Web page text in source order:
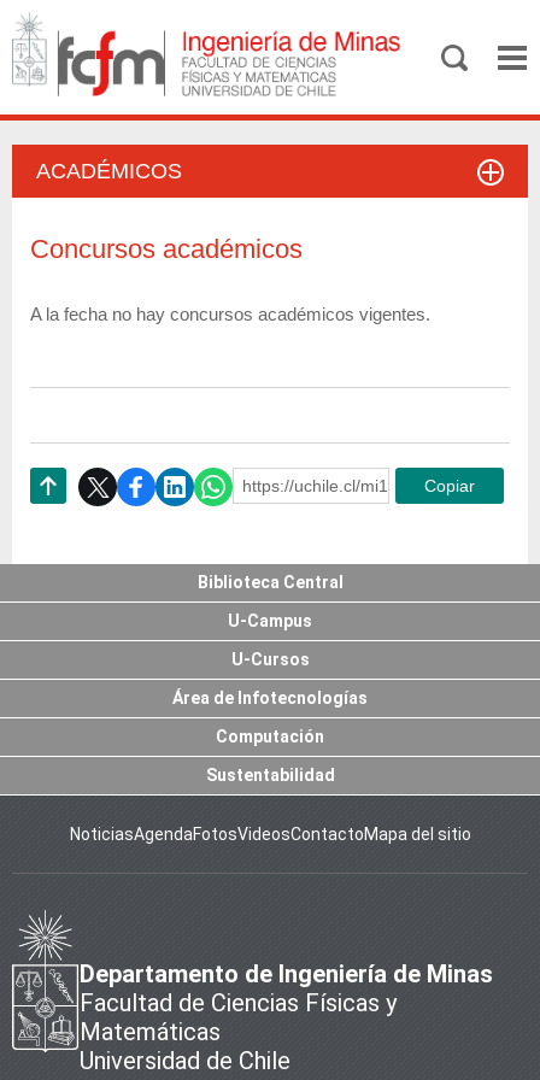
ACADÉMICOS
Concursos académicos
A la fecha no hay concursos académicos vigentes.
https://uchile.cl/mi123473Copiar
Biblioteca Central
U-Campus
U-Cursos
Área de Infotecnologías
Computación
Sustentabilidad
NoticiasAgendaFotosVideosContactoMapa del sitio
Departamento de Ingeniería de Minas
Facultad de Ciencias Físicas y
Matemáticas
Universidad de Chile